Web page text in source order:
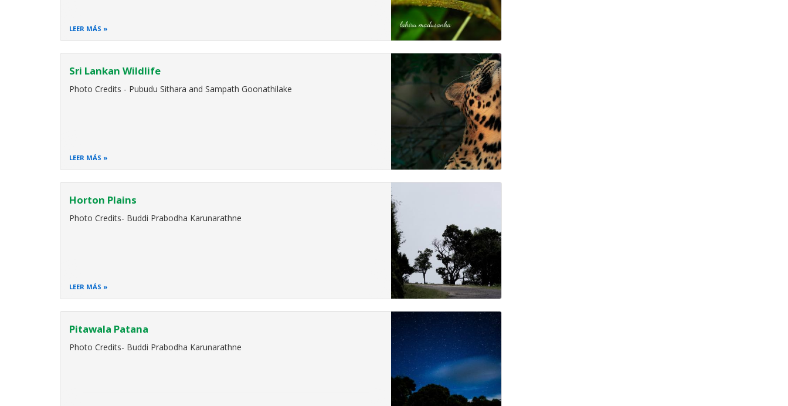
LEER MÁS
Sri Lankan Wildlife
Photo Credits - Pubudu Sithara and Sampath Goonathilake
LEER MÁS
Horton Plains
Photo Credits- Buddi Prabodha Karunarathne
LEER MÁS
Pitawala Patana
Photo Credits- Buddi Prabodha Karunarathne